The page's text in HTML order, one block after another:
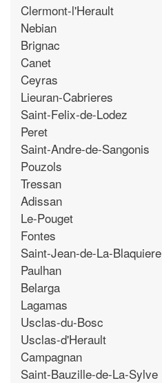
Clermont-l'Herault
Nebian
Brignac
Canet
Ceyras
Lieuran-Cabrieres
Saint-Felix-de-Lodez
Peret
Saint-Andre-de-Sangonis
Pouzols
Tressan
Adissan
Le-Pouget
Fontes
Saint-Jean-de-La-Blaquiere
Paulhan
Belarga
Lagamas
Usclas-du-Bosc
Usclas-d'Herault
Campagnan
Saint-Bauzille-de-La-Sylve